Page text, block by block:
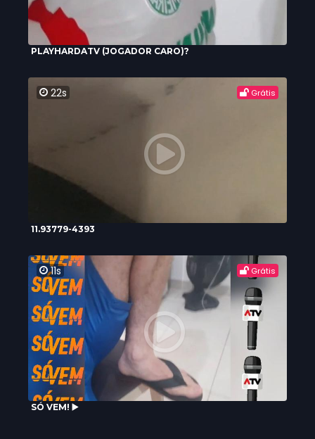
PLAYHARDATV (JOGADOR CARO)?
22s Grátis
11.93779-4393
11s Grátis
SÓ VEM! ▶️